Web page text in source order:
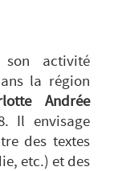
activité
la région
Andrée
Il envisage
des textes
etc.) et des